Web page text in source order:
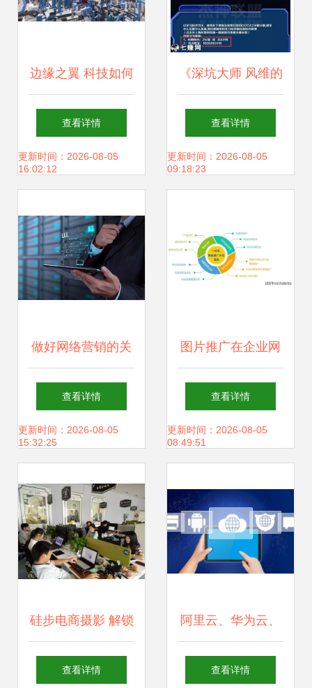
边缘之翼 科技如何
驱动网络技术服务
重塑机器人AI
查看详情
更新时间：2026-08-05
16:02:12
《深坑大师 风维的
失控重层进化塔技
规——一款苹果另
结构与网络优化
筑》给安卓、iOS
全技术参阅
查看详情
更新时间：2026-08-05
09:18:23
做好网络营销的关
键策略 以帝佑科技
为例
查看详情
更新时间：2026-08-05
15:32:25
图片推广在企业网
络推广中的核心地
位
查看详情
更新时间：2026-08-05
08:49:51
硅步电商摄影 解锁
产品影像生命力，
查看详情
阿里云、华为云、
腾讯云的无声战争
查看详情